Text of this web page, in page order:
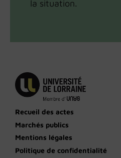
la situation.
Recueil des actes
Marchés publics
Mentions légales
Politique de confidentialité